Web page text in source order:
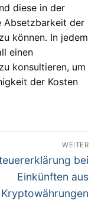
diese in der
Absetzbarkeit der
können. In jedem
einen
konsultieren, um
der Kosten
WEITER
bei
Einkünften aus
Kryptowährungen